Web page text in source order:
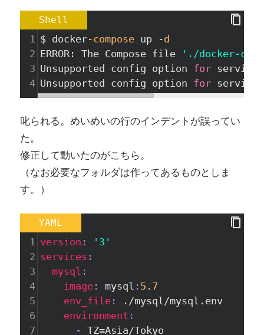
Shell
1 $ docker-compose up
-d
2 ERROR: The Compose file
'./docker-
3 Unsupported config option for
4 Unsupported config option for
叱られる。めいめいの行のインデントが誤ってい
た。
修正して動いたのがこちら。
（なお必要なフォルダは作ってあるものとしま
す。）
YAML
1 version :
'3'
2 services :
3
  mysql
:
4
    image
: mysql : 5.7
5
    env_file
:
./mysql/mysql.env
6
    environment
:
7
      -
TZ=Asia/Tokyo